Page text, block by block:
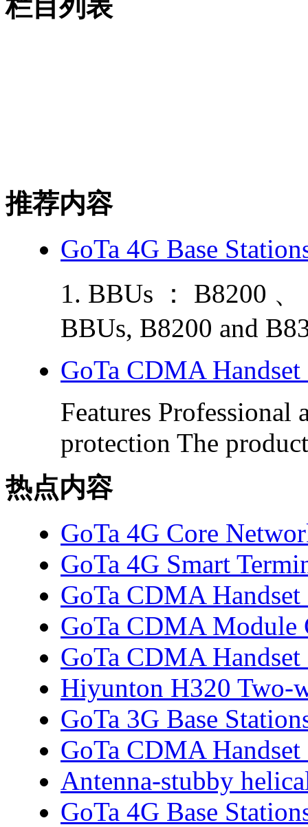
栏目列表
推荐内容
GoTa 4G Base
1. BBUs ： B8200
BBUs, B8200 and
GoTa CDMA Handset
Features Professional
protection The
热点内容
GoTa 4G Core
GoTa 4G Smart
GoTa CDMA Handset
GoTa CDMA Module
GoTa CDMA Handset
Hiyunton H320 Two-
GoTa 3G Base
GoTa CDMA Handset
Antenna-stubby
GoTa 4G Base